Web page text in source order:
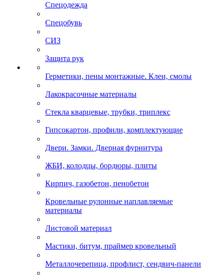
Спецодежда
Спецобувь
СИЗ
Защита рук
Герметики, пены монтажные. Клеи, смолы
Лакокрасочные материалы
Стекла кварцевые, трубки, триплекс
Гипсокартон, профили, комплектующие
Двери. Замки. Дверная фурнитура
ЖБИ, колодцы, бордюры, плиты
Кирпич, газобетон, пенобетон
Кровельные рулонные наплавляемые
материалы
Листовой материал
Мастики, битум, праймер кровельный
Металлочерепица, профлист, сендвич-панели